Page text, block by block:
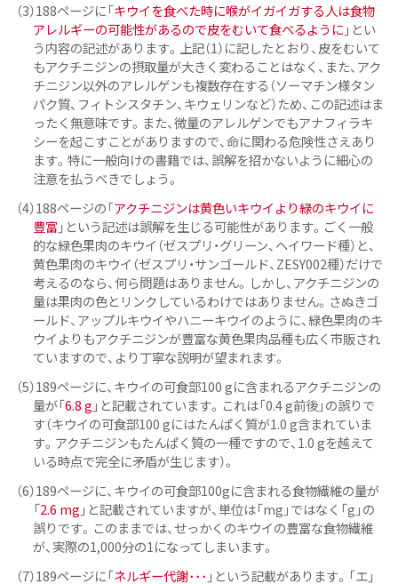
（3）188ページに「キウイを食べた時に喉がイガイガする人は食物
アレルギーの可能性があるので皮をむいて食べるように 」とい
う内容の記述があります。上記（1）に記したとおり、皮をむいて
もアクチニジンの摂取量が大きく変わることはなく、また、アク
チニジン以外のアレルゲンも複数存在する（ソーマチン様タン
パク質、フィトシスタチン、キウェリンなど）ため、この記述はま
ったく無意味です。また、微量のアレルゲンでもアナフィラキ
シーを起こすことがありますので、命に関わる危険性さえあり
ます。特に一般向けの書籍では、誤解を招かないように細心の
注意を払うべきでしょう。
（4）188ページの「アクチニジンは黄色いキウイより緑のキウイに
豊富 」という記述は誤解を生じる可能性があります。ごく一般
的な緑色果肉のキウイ（ゼスプリ・グリーン、ヘイワード種）と、
黄色果肉のキウイ（ゼスプリ・サンゴールド、ZESY002種）だけで
考えるのなら、何ら問題はありません。しかし、アクチニジンの
量は果肉の色とリンクしているわけではありません。さぬきゴ
ールド、アップルキウイやハニーキウイのように、緑色果肉のキ
ウイよりもアクチニジンが豊富な黄色果肉品種も広く市販され
ていますので、より丁寧な説明が望まれます。
（5）189ページに、キウイの可食部100 gに含まれるアクチニジンの
量が「6.8 g 」と記載されています。これは「0.4 g前後」の誤りで
す（キウイの可食部100 gにはたんぱく質が1.0 g含まれていま
す。アクチニジンもたんぱく質の一種ですので、1.0 gを越えて
いる時点で完全に矛盾が生じます）。
（6）189ページに、キウイの可食部100gに含まれる食物繊維の量が
「2.6 mg 」と記載されていますが、単位は「mg」ではなく「g」の
誤りです。このままでは、せっかくのキウイの豊富な食物繊維
が、実際の1,000分の1になってしまいます。
（7）189ページに「ネルギー代謝･･･ 」という記載があります。「エ」